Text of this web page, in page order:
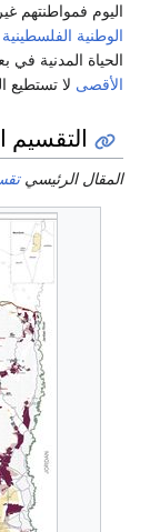
اليوم
الوطنية الفلسطينية
الحياة المدنية في
الأقصى لا تستطيع
التقسيم
المقال الرئيسي